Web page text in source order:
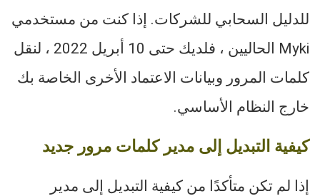
للدليل السحابي للشركات. إذا كنت من مستخدمي
Myki الحاليين ، فلديك حتى 10 أبريل 2022 ، لنقل
كلمات المرور وبيانات الاعتماد الأخرى الخاصة بك
خارج النظام الأساسي.
كيفية التبديل إلى مدير كلمات مرور جديد
إذا لم تكن متأكدًا من كيفية التبديل إلى مدير